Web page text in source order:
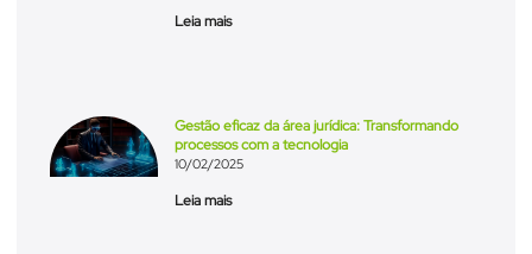
Leia mais
Gestão eficaz da área jurídica: Transformando
processos com a tecnologia
10/02/2025
Leia mais